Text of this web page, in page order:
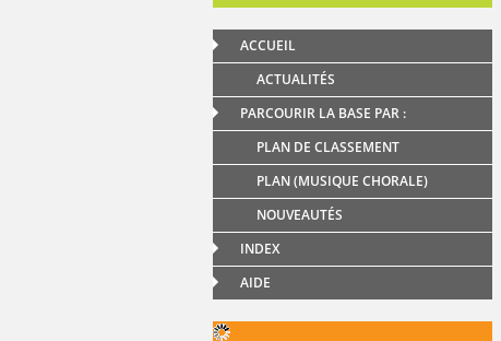
ACCUEIL
ACTUALITÉS
PARCOURIR LA BASE PAR :
PLAN DE CLASSEMENT
PLAN (MUSIQUE CHORALE)
NOUVEAUTÉS
INDEX
AIDE